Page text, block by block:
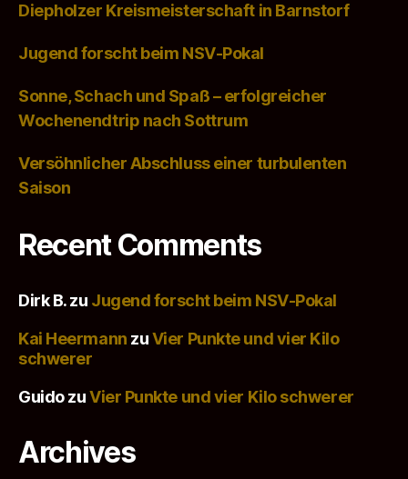
Diepholzer Kreismeisterschaft in Barnstorf
Jugend forscht beim NSV-Pokal
Sonne, Schach und Spaß – erfolgreicher
Wochenendtrip nach Sottrum
Versöhnlicher Abschluss einer turbulenten
Saison
Recent Comments
Dirk B.zu Jugend forscht beim NSV-Pokal
Kai Heermann zuVier Punkte und vier Kilo
schwerer
GuidozuVier Punkte und vier Kilo schwerer
Archives